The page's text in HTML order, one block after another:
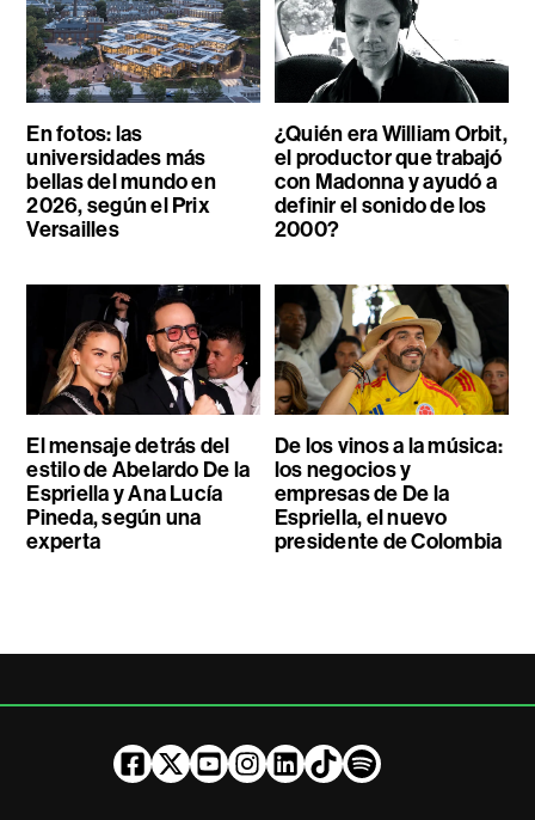
En fotos: las
universidades más
bellas del mundo en
2026, según el Prix
Versailles
¿Quién era William Orbit,
el productor que trabajó
con Madonna y ayudó a
definir el sonido de los
2000?
El mensaje detrás del
estilo de Abelardo De la
Espriella y Ana Lucía
Pineda, según una
experta
De los vinos a la música:
los negocios y
empresas de De la
Espriella, el nuevo
presidente de Colombia